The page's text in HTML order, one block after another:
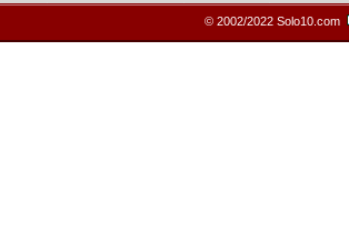
© 2002/2022 Solo10.com